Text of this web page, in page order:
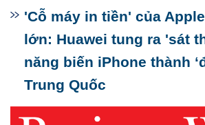
'Cỗ máy in tiền' của
lớn: Huawei tung ra 'sát
năng biến iPhone thành
Trung Quốc